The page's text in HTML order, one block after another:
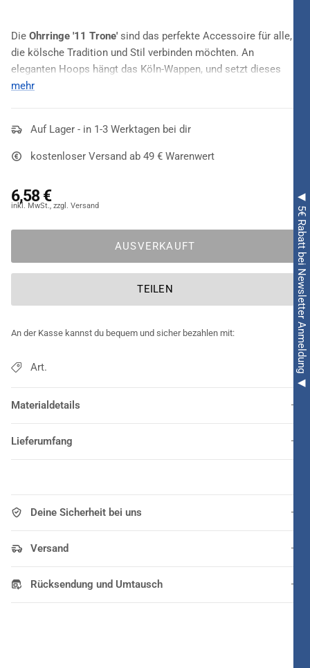
◀ 5€ Rabatt bei Newsletter Anmeldung ◀
Die Ohrringe '11 Trone' sind das perfekte Accessoire für alle,
die kölsche Tradition und Stil verbinden möchten. An
eleganten Hoops hängt das Köln-Wappen, und setzt dieses
eindrucksvoll in Szene. Ob für den
eine stilvolle Art!
mehr
Auf Lager - in 1-3 Werktagen bei dir
kostenloser Versand ab 49 € Warenwert
6,58 €
AUSVERKAUFT
TEILEN
An der Kasse kannst du bequem und sicher bezahlen mit:
Art.
Materialdetails
Lieferumfang
Deine Sicherheit bei uns
Versand
Rücksendung und Umtausch